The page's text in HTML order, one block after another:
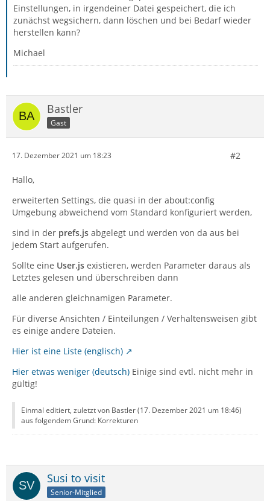
Einstellungen, in irgendeiner Datei gespeichert, die ich
zunächst wegsichern, dann löschen und bei Bedarf wieder
herstellen kann?
Michael
Bastler
Gast
17. Dezember 2021 um 18:23 #2
Hallo,
erweiterten Settings, die quasi in der about:config
Umgebung abweichend vom Standard konfiguriert werden,
sind in der prefs.js abgelegt und werden von da aus bei
jedem Start aufgerufen.
Sollte eine User.js existieren, werden Parameter daraus als
Letztes gelesen und überschreiben dann
alle anderen gleichnamigen Parameter.
Für diverse Ansichten / Einteilungen / Verhaltensweisen gibt
es einige andere Dateien.
Hier ist eine Liste (englisch)
Hier etwas weniger (deutsch) Einige sind evtl. nicht mehr in
gültig!
Einmal editiert, zuletzt von Bastler (17. Dezember 2021 um 18:46)
aus folgendem Grund: Korrekturen
Susi to visit
Senior-Mitglied